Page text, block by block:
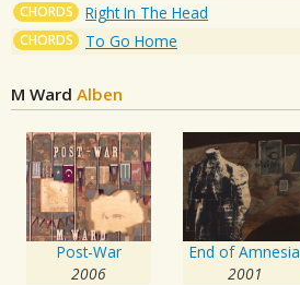
CHORDS Right In The Head
CHORDS To Go Home
M Ward Alben
Post-War
2006
End of Amnesia
2001